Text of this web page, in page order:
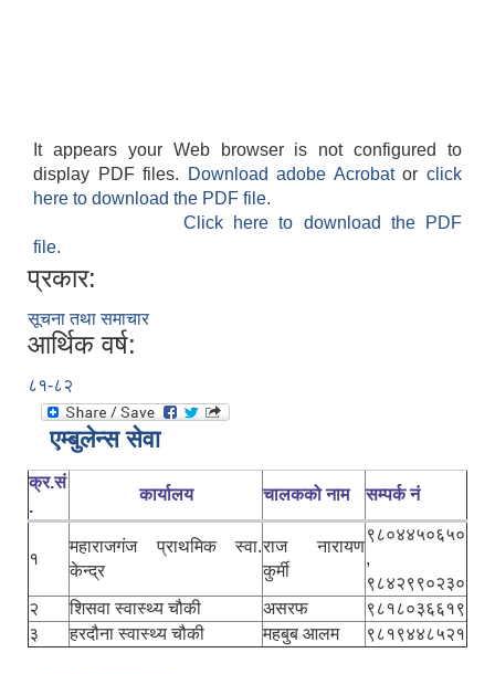
It appears your Web browser is not configured to
display PDF files.
Download adobe Acrobatorclick
here to download the PDF file.
Click here to download the PDF
file.
प्रकार:
सूचना तथा समाचार
आर्थिक वर्ष:
८१-८२
एम्बुलेन्स सेवा
क्र.सं
.
कार्यालय चालकको नाम सम्पर्क नं
१
महाराजगंज प्राथमिक स्वा.
केन्द्र
राज नारायण
कुर्मी
९८०४४५०६५०
,
९८४२९९०२३०
२
शिसवा स्वास्थ्य चौकी असरफ
९८१८०३६६१९
३
हरदौना स्वास्थ्य चौकी महबुब आलम ९८१९४४८५२१